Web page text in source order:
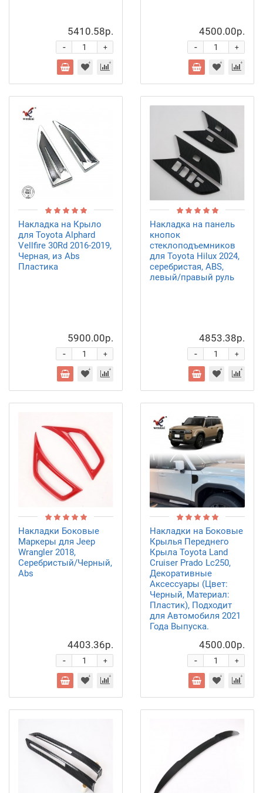
5410.58р.
+
-
4500.00р.
+
-
Накладка на Крыло
для Toyota Alphard
Vellfire 30Rd 2016-2019,
Черная, из Abs
Пластика
5900.00р.
+
-
Накладка на панель
кнопок
стеклоподъемников
для Toyota Hilux 2024,
серебристая, ABS,
левый/правый руль
4853.38р.
+
-
Накладки Боковые
Маркеры для Jeep
Wrangler 2018,
Серебристый/Черный,
Abs
4403.36р.
+
-
Накладки на Боковые
Крылья Переднего
Крыла Toyota Land
Cruiser Prado Lc250,
Декоративные
Аксессуары (Цвет:
Черный, Материал:
Пластик), Подходит
для Автомобиля 2021
Года Выпуска.
4500.00р.
+
-